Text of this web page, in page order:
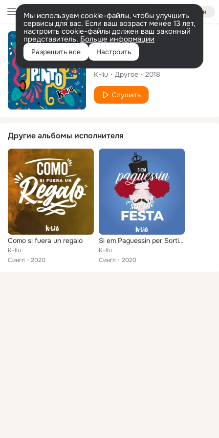
Войти
Мы используем cookie-файлы, чтобы улучшить
сервисы для вас. Если ваш возраст менее 13 лет,
настроить cookie-файлы должен ваш законный
представитель. Больше информации
Разрешить все Настроить
Альбом
T'ho Pinto
K-liu Другое 2018
Слушать
Другие альбомы исполнителя
Como si fuera un regalo
K-liu
Сингл
2020
Si em Paguessin per Sortir de Festa
K-liu
Сингл
2020